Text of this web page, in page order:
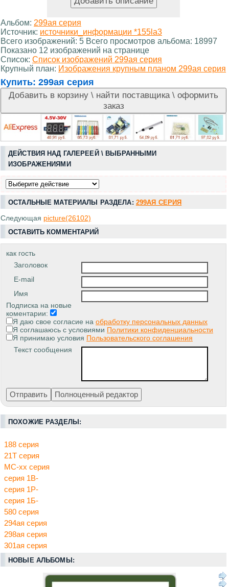
Альбом: 299ая серия
Источник: источники_информации *155la3
Всего изображений: 5 Всего просмотров альбома: 18997
Показано 12 изображений на странице
Список: Список изображений 299ая серия
Крупный план: Изображения крупным планом 299ая серия
Купить: 299ая серия
ДЕЙСТВИЯ НАД ГАЛЕРЕЕЙ \ ВЫБРАННЫМИ
ИЗОБРАЖЕНИЯМИ
ОСТАЛЬНЫЕ МАТЕРИАЛЫ РАЗДЕЛА: 299АЯ СЕРИЯ
Следующая picture(26102)
ОСТАВИТЬ КОММЕНТАРИЙ
как гость
Заголовок
E-mail
Имя
Подписка на новые
коментарии:
Я даю свое согласие на обработку персональных данных
Я соглашаюсь с условиями Политики конфиденциальности
Я принимаю условия Пользовательского соглашения
Текст сообщения
ПОХОЖИЕ РАЗДЕЛЫ:
188 серия
21Т серия
МС-хх серия
серия 1В-
серия 1Р-
серия 1Б-
580 серия
294ая серия
298ая серия
301ая серия
НОВЫЕ АЛЬБОМЫ: